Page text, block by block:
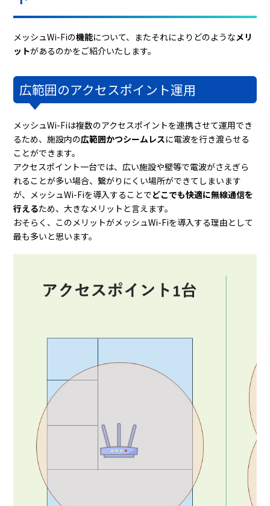
メッシュWi-Fiの機能について、またそれによりどのようなメリ
ットがあるのかをご紹介いたします。
広範囲のアクセスポイント運用
メッシュWi-Fiは複数のアクセスポイントを連携させて運用でき
るため、施設内の広範囲かつシームレスに電波を行き渡らせる
ことができます。
アクセスポイント一台では、広い施設や壁等で電波がさえぎら
れることが多い場合、繋がりにくい場所ができてしまいます
が、メッシュWi-Fiを導入することでどこでも快適に無線通信を
行えるため、大きなメリットと言えます。
おそらく、このメリットがメッシュWi-Fiを導入する理由として
最も多いと思います。